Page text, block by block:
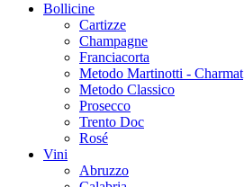
Bollicine
Cartizze
Champagne
Franciacorta
Metodo Martinotti - Charmat
Metodo Classico
Prosecco
Trento Doc
Rosé
Vini
Abruzzo